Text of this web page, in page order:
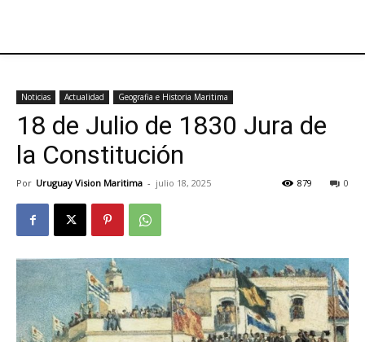
Noticias Actualidad Geografia e Historia Maritima
18 de Julio de 1830 Jura de
la Constitución
Por Uruguay Vision Maritima - julio 18, 2025 0
879